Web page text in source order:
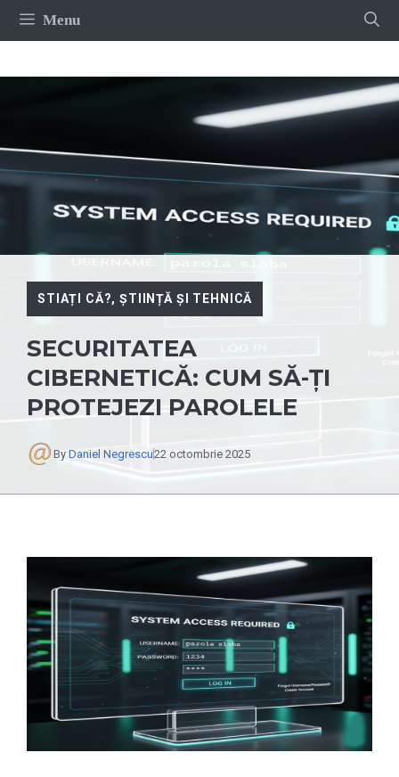
Sari
Menu
STIAȚI CĂ?,ȘTIINȚĂ ȘI TEHNICĂ
SECURITATEA
CIBERNETICĂ: CUM SĂ-ȚI
PROTEJEZI PAROLELE
By Daniel Negrescu22 octombrie 2025